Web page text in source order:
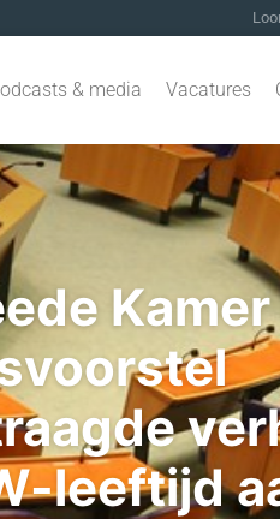
& media Vacatures
leeftijd